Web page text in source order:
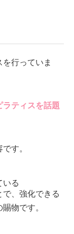
行っていま
ラティスを話題
す。
いる
、強化できる
物です。